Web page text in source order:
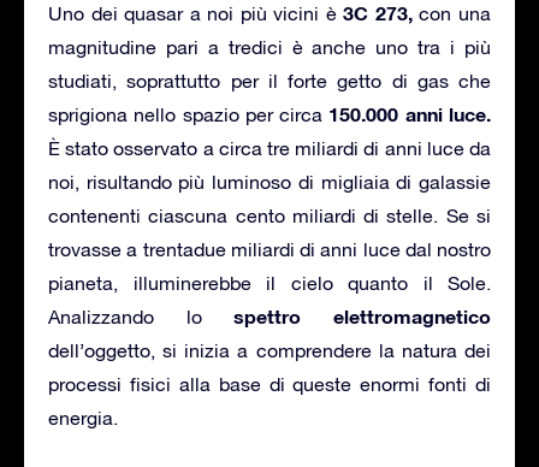
Uno dei quasar a noi più vicini è3C 273,con una
magnitudine pari a tredici è anche uno tra i più
studiati, soprattutto per il forte getto di gas che
sprigiona nello spazio per circa 150.000 anni luce.
È stato osservato a circa tre miliardi di anni luce da
noi, risultando più luminoso di migliaia di galassie
contenenti ciascuna cento miliardi di stelle. Se si
trovasse a trentadue miliardi di anni luce dal nostro
pianeta, illuminerebbe il cielo quanto il Sole.
Analizzando lospettro elettromagnetico
dell’oggetto, si inizia a comprendere la natura dei
processi fisici alla base di queste enormi fonti di
energia.